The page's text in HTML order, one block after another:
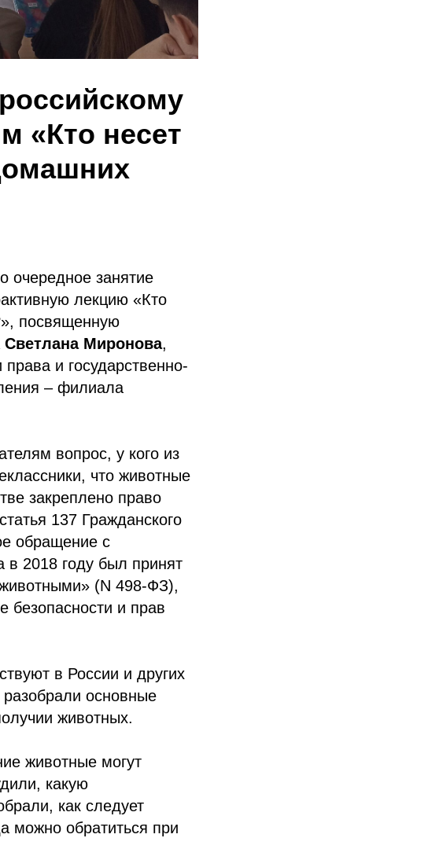
«Кто несет
очередное занятие
лекцию «Кто
посвященную
Светлана Миронова,
и государственно-
– филиала
вопрос, у кого из
что животные
закреплено право
137 Гражданского
обращение с
в 2018 году был принят
(N 498-ФЗ),
безопасности и прав
в России и других
основные
животных.
животные могут
какую
как следует
можно обратиться при